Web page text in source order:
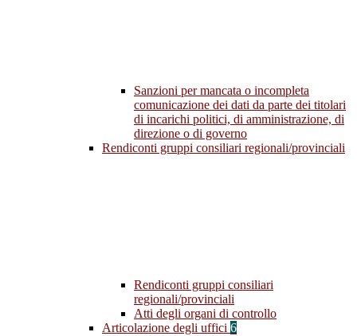
Sanzioni per mancata o incompleta
comunicazione dei dati da parte dei titolari
di incarichi politici, di amministrazione, di
direzione o di governo
Rendiconti gruppi consiliari regionali/provinciali
Rendiconti gruppi consiliari
regionali/provinciali
Atti degli organi di controllo
Articolazione degli uffici 6